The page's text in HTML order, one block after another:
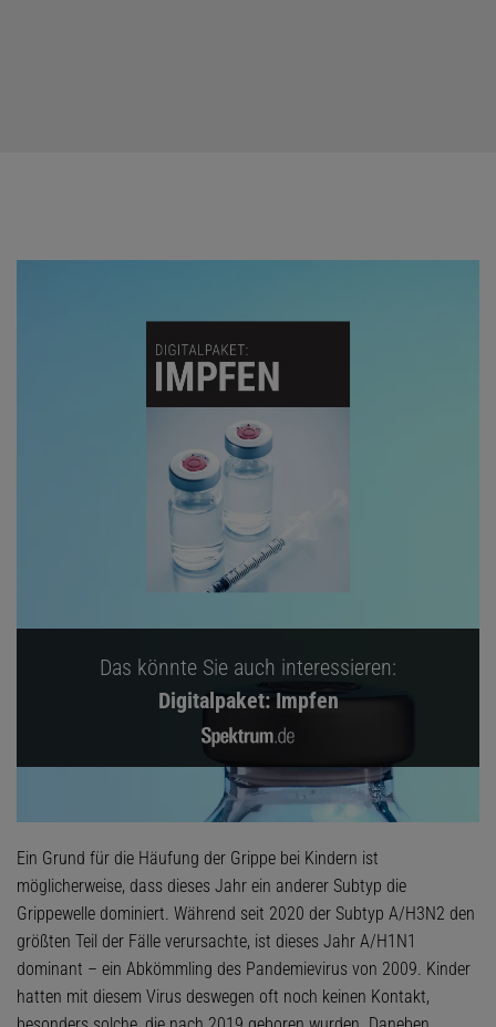
Das könnte Sie auch interessieren:
Digitalpaket: Impfen
Ein Grund für die Häufung der Grippe bei Kindern ist
möglicherweise, dass dieses Jahr ein anderer Subtyp die
Grippewelle dominiert. Während seit 2020 der Subtyp A/H3N2 den
größten Teil der Fälle verursachte, ist dieses Jahr A/H1N1
dominant – ein Abkömmling des Pandemievirus von 2009. Kinder
hatten mit diesem Virus deswegen oft noch keinen Kontakt,